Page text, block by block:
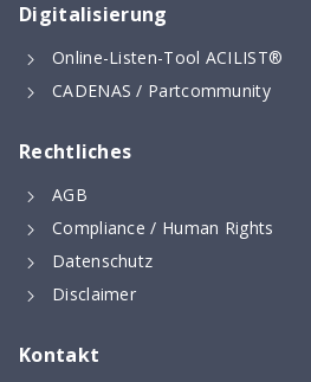
Digitalisierung
Online-Listen-Tool ACILIST®
CADENAS / Partcommunity
Rechtliches
AGB
Compliance / Human Rights
Datenschutz
Disclaimer
Kontakt